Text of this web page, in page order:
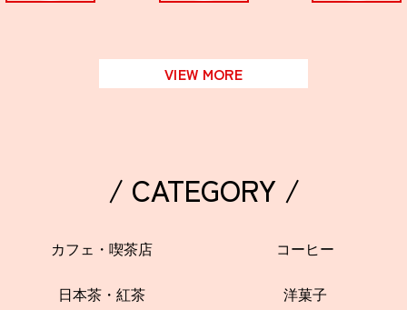
VIEW MORE
/ CATEGORY /
カフェ・喫茶店 コーヒー
日本茶・紅茶 洋菓子